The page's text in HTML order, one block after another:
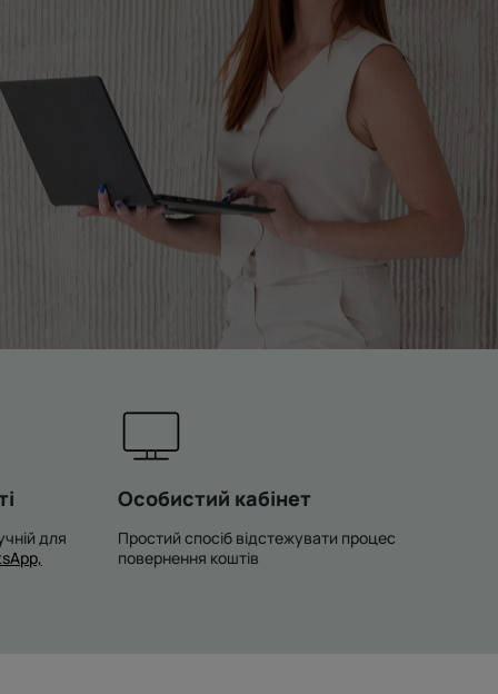
для
Особистий кабінет
Простий спосіб відстежувати процес
повернення коштів